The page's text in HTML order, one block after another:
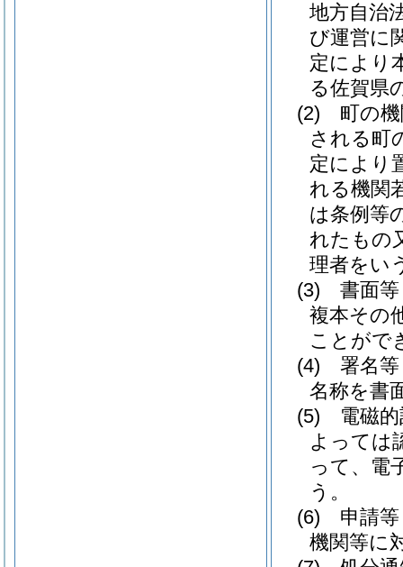
地方自治
び運営に
定により
る佐賀県
(2)
町の
される町
定により
れる機関
は条例等
れたもの
理者をい
(3)
書面
複本その
ことがで
(4)
署名
名称を書
(5)
電磁
よっては
って、電
う。
(6)
申請
機関等に